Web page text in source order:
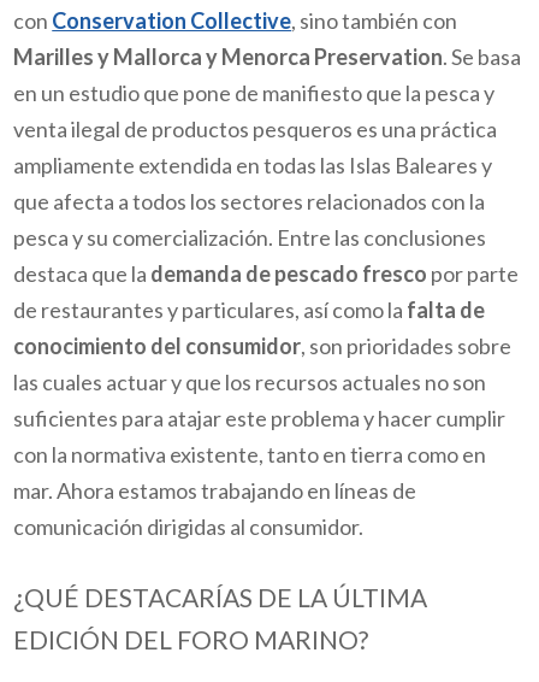
con Conservation Collective, sino también con
Marilles y Mallorca y Menorca Preservation. Se basa
en un estudio que pone de manifiesto que la pesca y
venta ilegal de productos pesqueros es una práctica
ampliamente extendida en todas las Islas Baleares y
que afecta a todos los sectores relacionados con la
pesca y su comercialización. Entre las conclusiones
destaca que la demanda de pescado fresco por parte
de restaurantes y particulares, así como la falta de
conocimiento del consumidor, son prioridades sobre
las cuales actuar y que los recursos actuales no son
suficientes para atajar este problema y hacer cumplir
con la normativa existente, tanto en tierra como en
mar. Ahora estamos trabajando en líneas de
comunicación dirigidas al consumidor.
¿QUÉ DESTACARÍAS DE LA ÚLTIMA
EDICIÓN DEL FORO MARINO?